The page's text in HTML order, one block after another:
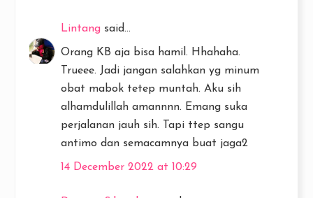
Lintang said...
Orang KB aja bisa hamil. Hhahaha.
Trueee. Jadi jangan salahkan yg minum
obat mabok tetep muntah. Aku sih
alhamdulillah amannnn. Emang suka
perjalanan jauh sih. Tapi ttep sangu
antimo dan semacamnya buat jaga2
14 December 2022 at 10:29